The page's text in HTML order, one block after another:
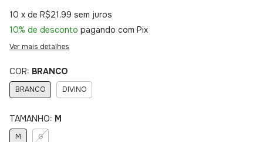
10 x de R$21,99 sem juros
10% de desconto pagando com Pix
Ver mais detalhes
COR: BRANCO
BRANCO DIVINO
TAMANHO: M
M G